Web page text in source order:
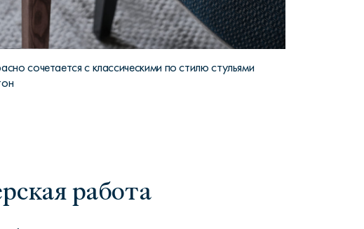
сочетается с классическими по стилю стульями
работа